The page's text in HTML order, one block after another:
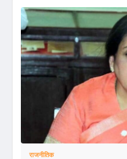
राजनीतिक